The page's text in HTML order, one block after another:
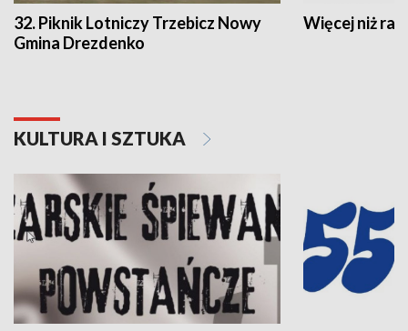
32. Piknik Lotniczy Trzebicz Nowy
Gmina Drezdenko
Więcej niż rajd
KULTURA I SZTUKA